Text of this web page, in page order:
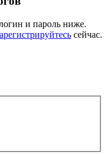
и пароль ниже.
сейчас.